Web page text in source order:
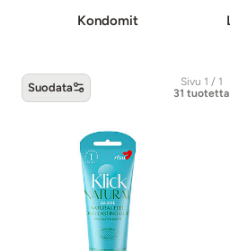
Kondomit
Suodata
Sivu 1 / 1
31 tuotetta
RFSU -tuotteet